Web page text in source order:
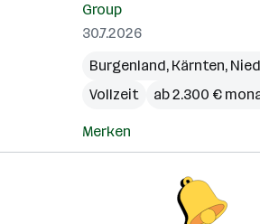
Group
30.7.2026
Burgenland, Kärnten,
Vollzeit
ab 2.300 €
Merken